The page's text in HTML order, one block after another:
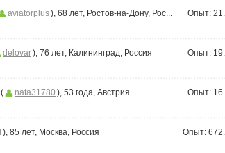
aviatorplus), 68 лет, Ростов-на-Дону, Рос... Опыт:
delovar), 76 лет, Калининград, Россия Опыт:
( nata31780 ), 53 года, Австрия Опыт:
), 85 лет, Москва, Россия Опыт: